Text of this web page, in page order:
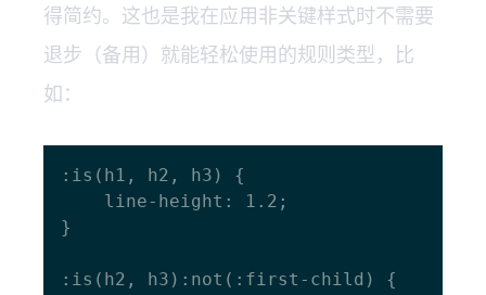
得简约。这也是我在应用非关键样式时不需要
退步（备用）就能轻松使用的规则类型，比
如：
:is(h1, h2, h3) {
}
:is(h2, h3):not(:first-child) {